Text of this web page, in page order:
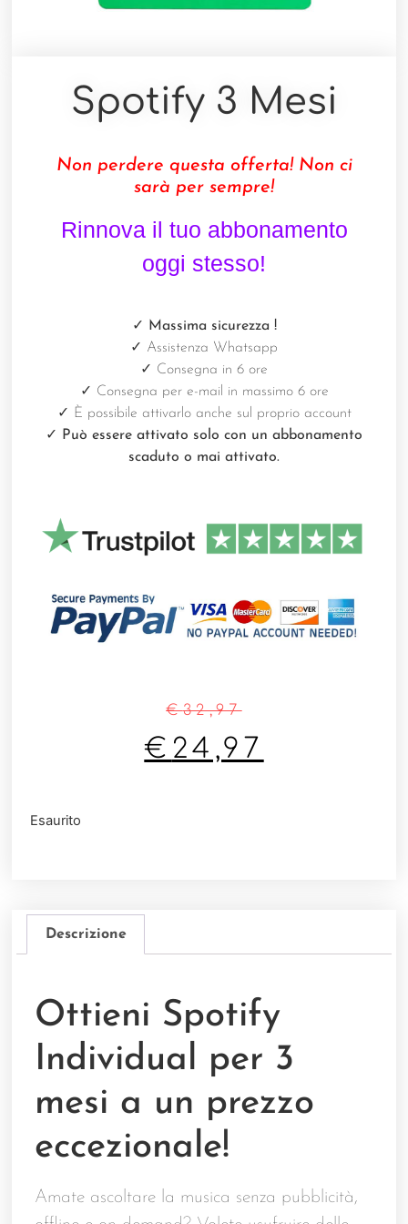
Spotify 3 Mesi
Non perdere questa offerta! Non ci
sarà per sempre!
Rinnova il tuo abbonamento
oggi stesso!
✓ Massima sicurezza !
✓ Assistenza Whatsapp
✓ Consegna in 6 ore
✓ Consegna per e-mail in massimo 6 ore
✓ È possibile attivarlo anche sul proprio account
✓ Può essere attivato solo con un abbonamento
scaduto o mai attivato.
€32,97
€ 24,97
Esaurito
Descrizione
Ottieni Spotify
Individual per 3
mesi a un prezzo
eccezionale!
Amate ascoltare la musica senza pubblicità,